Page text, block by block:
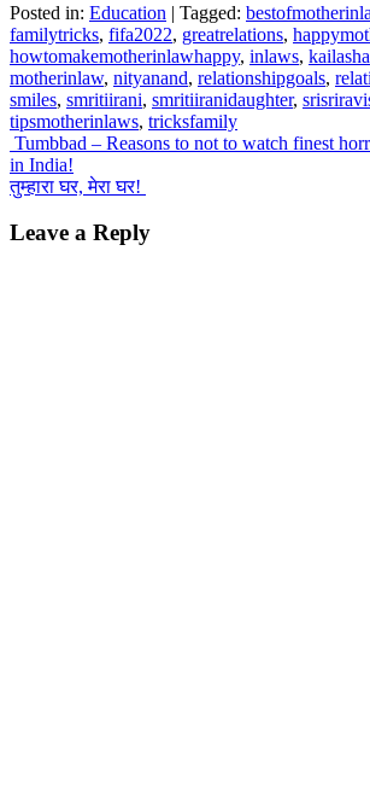
Posted in: Education | Tagged:
familytricks, fifa2022, greatrelations,
howtomakemotherinlawhappy, inlaws, kailasha
motherinlaw, nityanand, relationshipgoals,
smiles, smritiirani, smritiiranidaughter,
tipsmotherinlaws, tricksfamily
Post
navigation
Tumbbad – Reasons to not to watch finest
in India!
तुम्हारा घर, मेरा घर!
Leave a Reply